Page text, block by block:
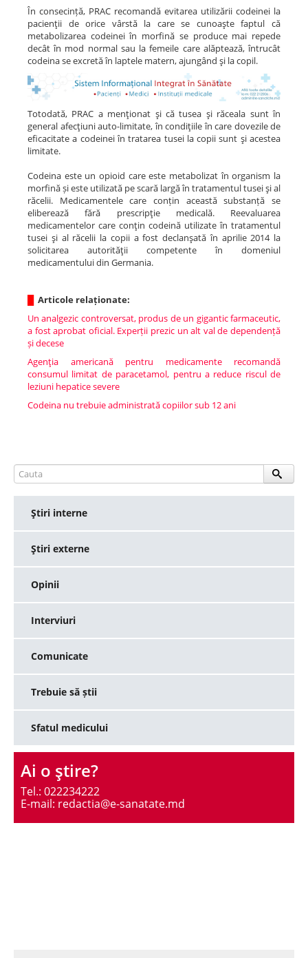
În consecință, PRAC recomandă evitarea utilizării codeinei la
pacienţii de orice vârstă la care se cunoaşte faptul că
metabolizarea codeinei în morfină se produce mai repede
decât în mod normal sau la femeile care alăptează, întrucât
codeina se excretă în laptele matern, ajungând şi la copil.
Totodată, PRAC a menţionat şi că tusea şi răceala sunt în
general afecţiuni auto-limitate, în condiţiile în care dovezile de
eficacitate a codeinei în tratarea tusei la copii sunt şi acestea
limitate.
Codeina este un opioid care este metabolizat în organism la
morfină și este utilizată pe scară largă în tratamentul tusei şi al
răcelii. Medicamentele care conțin această substanță se
eliberează fără prescripţie medicală. Reevaluarea
medicamentelor care conţin codeină utilizate în tratamentul
tusei şi al răcelii la copii a fost declanşată în aprilie 2014 la
solicitarea autorităţii competente în domeniul
medicamentului din Germania.
Articole relaționate:
Un analgezic controversat, produs de un gigantic farmaceutic,
a fost aprobat oficial. Experții prezic un alt val de dependență
și decese
Agenţia americană pentru medicamente recomandă
consumul limitat de paracetamol, pentru a reduce riscul de
leziuni hepatice severe
Codeina nu trebuie administrată copiilor sub 12 ani
Ştiri interne
Ştiri externe
Opinii
Interviuri
Comunicate
Trebuie să știi
Sfatul medicului
Ai o ştire?
Tel.: 022234222
E-mail: redactia@e-sanatate.md